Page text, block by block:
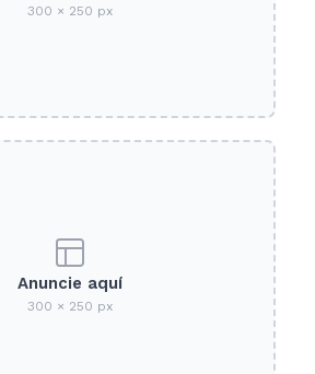
300 × 250 px
Anuncie aquí
300 × 250 px